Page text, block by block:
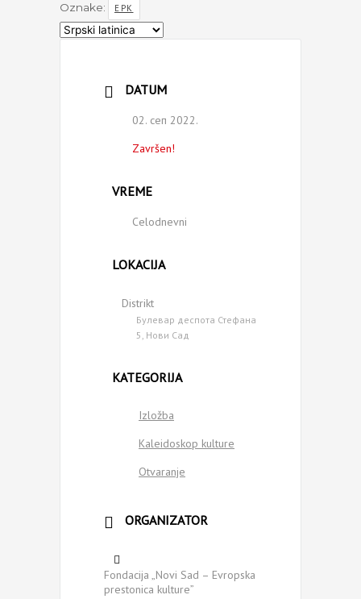
Oznake: EPK
Izaberite
DATUM
02. сеп 2022.
Završen!
VREME
Celodnevni
LOKACIJA
Distrikt
Булевар деспота Стефана
5, Нови Сад
KATEGORIJA
Izložba
Kaleidoskop kulture
Otvaranje
ORGANIZATOR
Fondacija „Novi Sad – Evropska
prestonica kulture”